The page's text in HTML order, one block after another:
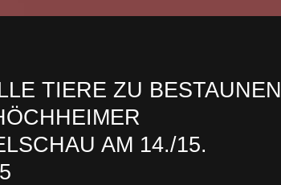
TIERE ZU BESTAUNEN
AM 14./15.